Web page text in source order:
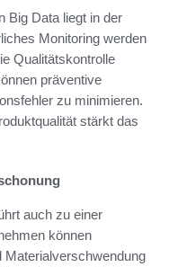
Big Data liegt in der
Monitoring werden
Qualitätskontrolle
präventive
zu minimieren.
stärkt das
auch zu einer
können
Materialverschwendung